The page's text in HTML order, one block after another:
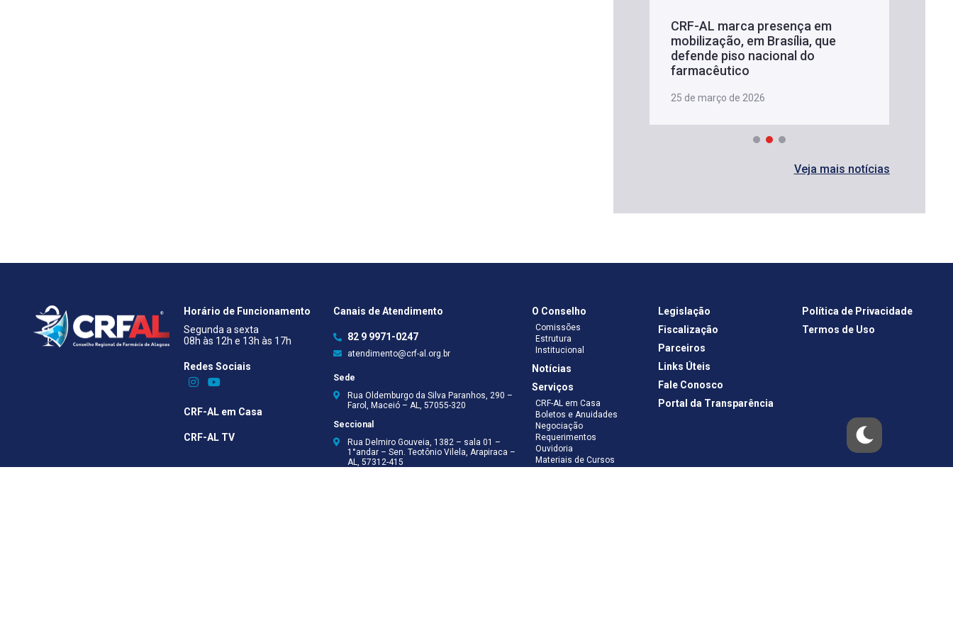
CRF-AL marca presença em
mobilização, em Brasília, que
defende piso nacional do
farmacêutico
25 de março de 2026
Veja mais notícias
Horário de Funcionamento
Segunda a sexta
08h às 12h e 13h às 17h
Redes Sociais​
CRF-AL em Casa
CRF-AL TV
Canais de Atendimento
82 9 9971-0247
atendimento@crf-al.org.br
Sede
Rua Oldemburgo da Silva Paranhos, 290 –
Farol, Maceió – AL, 57055-320
Seccional
Rua Delmiro Gouveia, 1382 – sala 01 –
1°andar – Sen. Teotônio Vilela, Arapiraca –
AL, 57312-415
O Conselho
Comissões
Estrutura
Institucional
Notícias
Serviços
CRF-AL em Casa
Boletos e Anuidades
Negociação
Requerimentos
Ouvidoria
Materiais de Cursos
Legislação
Fiscalização
Parceiros
Links Úteis
Fale Conosco
Portal da Transparência
Política de Privacidade
Termos de Uso